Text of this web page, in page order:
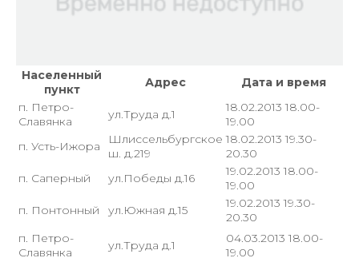
Населенный
пункт
Адрес
Дата и время
п. Петро-
Славянка
ул.Труда д.1
18.02.2013 18.00-
19.00
п. Усть-Ижора
Шлиссельбургское
ш. д.219
18.02.2013 19.30-
20.30
п. Саперный
ул.Победы д.16
19.02.2013 18.00-
19.00
п. Понтонный
ул.Южная д.15
19.02.2013 19.30-
20.30
п. Петро-
Славянка
ул.Труда д.1
04.03.2013 18.00-
19.00